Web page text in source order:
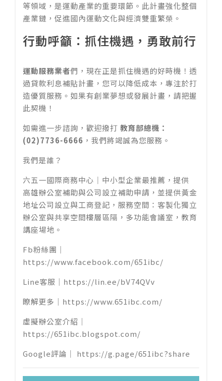
等領域，是運動產業的重要環節。此計畫強化整個
產業鏈，促進國內運動文化與經濟雙重繁榮。
行動呼籲：抓住機遇，勇敢前行
運動服務業者們，現在正是抓住機遇的好時機！透
過貸款利息補貼計畫，您可以降低成本，專注於打
造優質服務。如果有創業夢想或發展計畫，請把握
此契機！
如需進一步諮詢，歡迎撥打 教育部總機：
(02)7736-6666 ，我們將竭誠為您服務。
我們是誰？
六五一國際商務中心｜中小型企業最推薦，提供
高雄辦公室補助與公司設立補助申請，並提供黃金
地址公司設立與工商登記 ，服務空間：客製化獨立
辦公室與共享空間樓層區隔，多功能會議室，教育
講座場地。
Fb粉絲團｜
https://www.facebook.com/651ibc/
Line客服｜ https://lin.ee/bV74QVv
瞭解更多｜ https://www.651ibc.com/
虛擬辦公室介紹｜
https://651ibc.blogspot.com/
Google評論｜ https://g.page/651ibc?share